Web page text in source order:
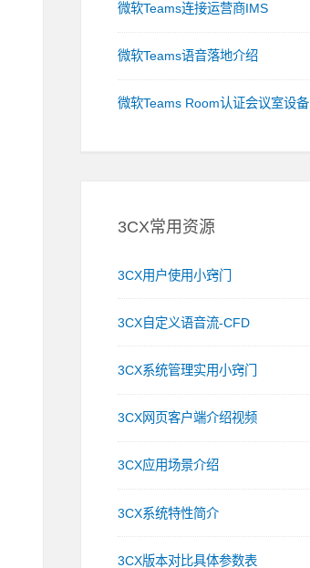
微软Teams连接运营商IMS
微软Teams语音落地介绍
微软Teams Room认证会议室设备
3CX常用资源
3CX用户使用小窍门
3CX自定义语音流-CFD
3CX系统管理实用小窍门
3CX网页客户端介绍视频
3CX应用场景介绍
3CX系统特性简介
3CX版本对比具体参数表